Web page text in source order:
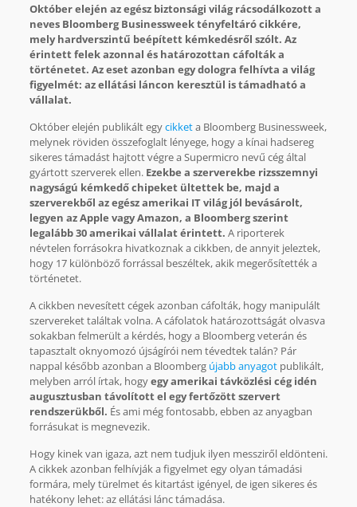
Október elején az egész biztonsági világ rácsodálkozott a
neves Bloomberg Businessweek tényfeltáró cikkére,
mely hardverszintű beépített kémkedésről szólt. Az
érintett felek azonnal és határozottan cáfolták a
történetet. Az eset azonban egy dologra felhívta a világ
figyelmét: az ellátási láncon keresztül is támadható a
vállalat.
Október elején publikált egycikketa Bloomberg Businessweek,
melynek röviden összefoglalt lényege, hogy a kínai hadsereg
sikeres támadást hajtott végre a Supermicro nevű cég által
gyártott szerverek ellen. Ezekbe a szerverekbe rizsszemnyi
nagyságú kémkedő chipeket ültettek be, majd a
szerverekből az egész amerikai IT világ jól bevásárolt,
legyen az Apple vagy Amazon, a Bloomberg szerint
legalább 30 amerikai vállalat érintett. A riporterek
névtelen forrásokra hivatkoznak a cikkben, de annyit jeleztek,
hogy 17 különböző forrással beszéltek, akik megerősítették a
történetet.
A cikkben nevesített cégek azonban cáfolták, hogy manipulált
szervereket találtak volna. A cáfolatok határozottságát olvasva
sokakban felmerült a kérdés, hogy a Bloomberg veterán és
tapasztalt oknyomozó újságírói nem tévedtek talán? Pár
nappal később azonban a Bloomberg újabb anyagotpublikált,
melyben arról írtak, hogyegy amerikai távközlési cég idén
augusztusban távolított el egy fertőzött szervert
rendszerükből. És ami még fontosabb, ebben az anyagban
forrásukat is megnevezik.
Hogy kinek van igaza, azt nem tudjuk ilyen messziről eldönteni.
A cikkek azonban felhívják a figyelmet egy olyan támadási
formára, mely türelmet és kitartást igényel, de igen sikeres és
hatékony lehet: az ellátási lánc támadása.